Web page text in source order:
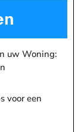
uw Woning:
voor een